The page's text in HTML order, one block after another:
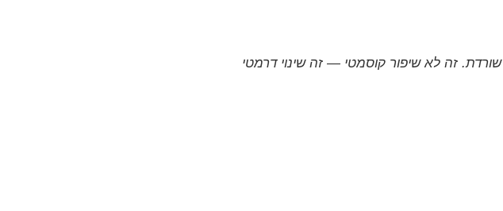
בלי המוליבדן, 304 נשברת מול כלורידים. עם המוליבדן, 316 שורדת. זה לא שיפור קוסמטי — זה שינוי דרמטי